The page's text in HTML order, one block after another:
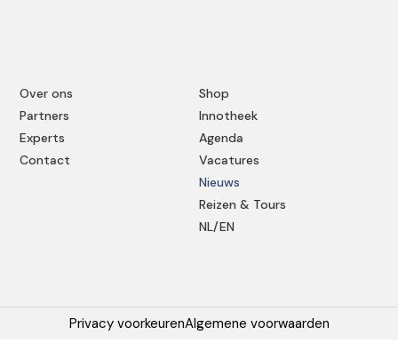
Shop
Innotheek
Agenda
Vacatures
Nieuws
Reizen & Tours
NL/EN
Over ons
Partners
Experts
Contact
Privacy voorkeurenAlgemene voorwaarden